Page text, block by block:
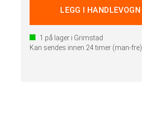
1 på lager i Grimstad
Kan sendes innen 24 timer (man-fre)